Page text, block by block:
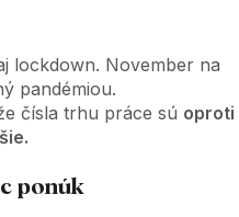
lockdown. November na
pandémiou.
čísla trhu práce sú oproti
ponúk